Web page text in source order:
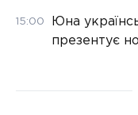
15:00
Юна
презентує